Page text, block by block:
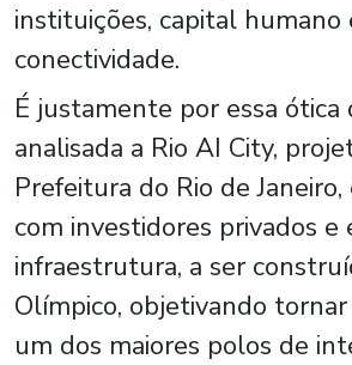
instituições, capital humano
conectividade.
É justamente por essa ótica
analisada a Rio AI City,
Prefeitura do Rio de
com investidores privados e
infraestrutura, a ser
Olímpico, objetivando
um dos maiores polos de